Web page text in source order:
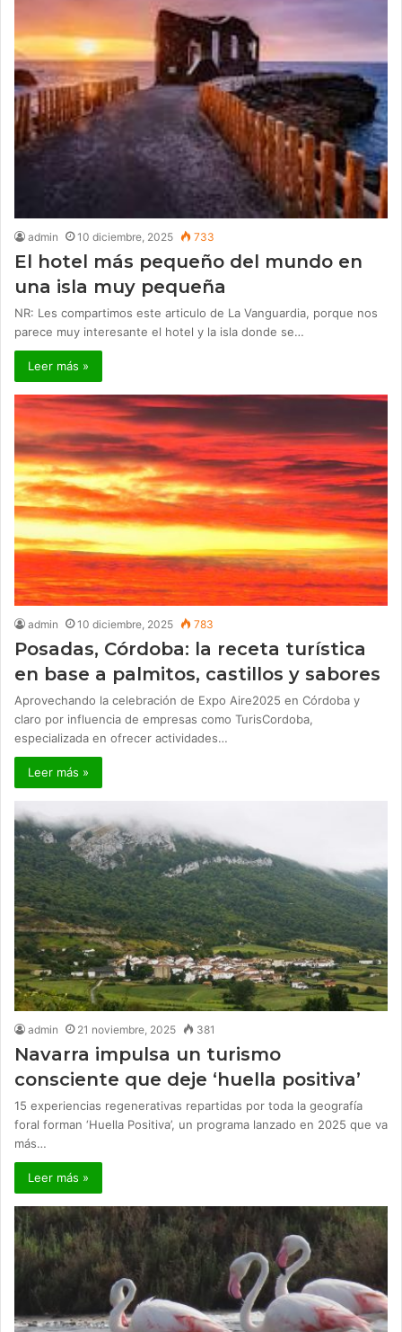
admin 10 diciembre, 2025 733
El hotel más pequeño del mundo en
una isla muy pequeña
NR: Les compartimos este articulo de La Vanguardia, porque nos
parece muy interesante el hotel y la isla donde se…
Leer más »
admin 10 diciembre, 2025 783
Posadas, Córdoba: la receta turística
en base a palmitos, castillos y sabores
Aprovechando la celebración de Expo Aire2025 en Córdoba y
claro por influencia de empresas como TurisCordoba,
especializada en ofrecer actividades…
Leer más »
admin 21 noviembre, 2025 381
Navarra impulsa un turismo
consciente que deje ‘huella positiva’
15 experiencias regenerativas repartidas por toda la geografía
foral forman ‘Huella Positiva’, un programa lanzado en 2025 que va
más…
Leer más »